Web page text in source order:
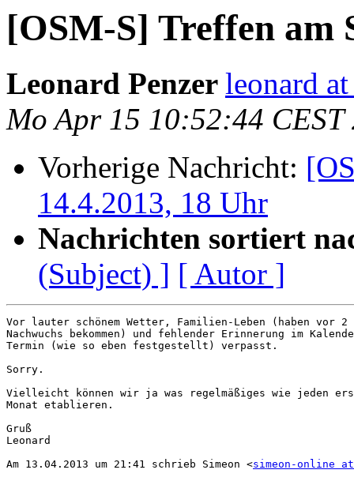
[OSM-S] Treffen am
Leonard Penzer leonard
Mo Apr 15 10:52:44 CEST
Vorherige Nachricht:
14.4.2013, 18 Uhr
Nachrichten sortiert
(Subject) ] [ Autor ]
Vor lauter schönem Wetter, Familien-Leben (haben vor 2
Nachwuchs bekommen) und fehlender Erinnerung im
Termin (wie so eben festgestellt) verpasst.
Sorry.
Vielleicht können wir ja was regelmäßiges wie jeden
Monat etablieren.
Gruß
Leonard
Am 13.04.2013 um 21:41 schrieb Simeon <simeon-online at